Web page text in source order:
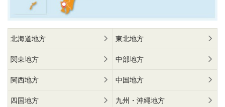
北海道地方 東北地方
関東地方 中部地方
関西地方 中国地方
四国地方 九州・沖縄地方